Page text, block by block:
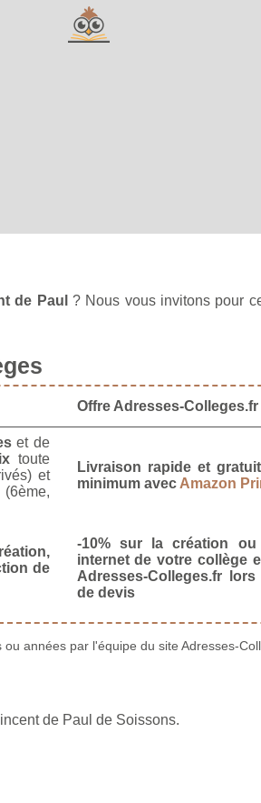
de Paul ? Nous vous invitons pour
Offre Adresses-Colleges.fr
et de
toute
et
(6ème,
Livraison rapide et
minimum avec Amazon
de
-10% sur la création
internet de votre collège
Adresses-Colleges.fr
de devis
années par l'équipe du site Adresses-
de Paul de Soissons.